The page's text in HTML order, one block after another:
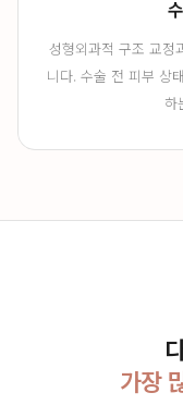
성형외과적 구조 교정
니다. 수술 전 피부 상
하
가장